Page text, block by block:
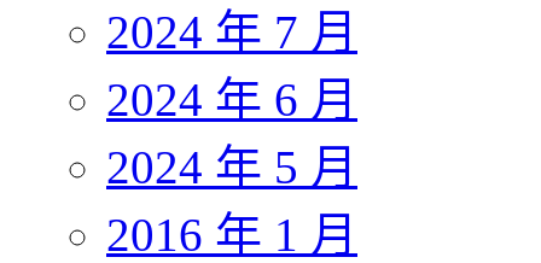
2024 年 7 月
2024 年 6 月
2024 年 5 月
2016 年 1 月